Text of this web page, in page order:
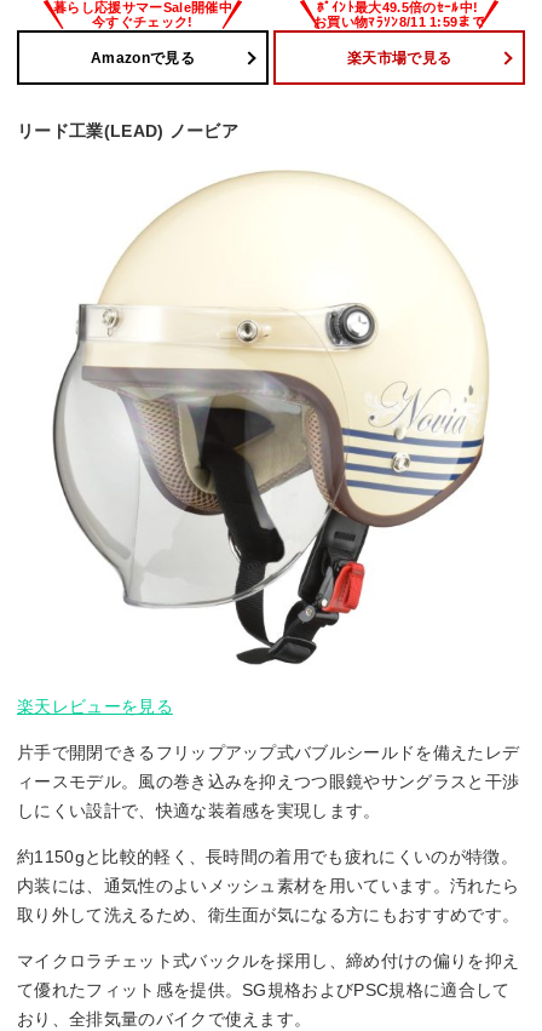
Amazonで見る 楽天市場で見る
リード工業(LEAD) ノービア
楽天レビューを見る
片手で開閉できるフリップアップ式バブルシールドを備えたレデ
ィースモデル。風の巻き込みを抑えつつ眼鏡やサングラスと干渉
しにくい設計で、快適な装着感を実現します。
約1150gと比較的軽く、長時間の着用でも疲れにくいのが特徴。
内装には、通気性のよいメッシュ素材を用いています。汚れたら
取り外して洗えるため、衛生面が気になる方にもおすすめです。
マイクロラチェット式バックルを採用し、締め付けの偏りを抑え
て優れたフィット感を提供。SG規格およびPSC規格に適合して
おり、全排気量のバイクで使えます。